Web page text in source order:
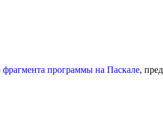
программы на Паскале,